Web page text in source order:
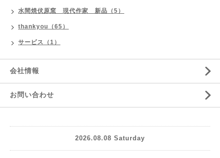
水間焼伏原窯 現代作家 新品（5）
thankyou（65）
サービス（1）
会社情報
お問い合わせ
2026.08.08 Saturday